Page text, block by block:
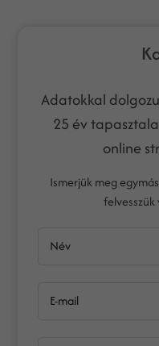
Adatokkal
25 év
online
Ismerjük meg
Név
E-mail